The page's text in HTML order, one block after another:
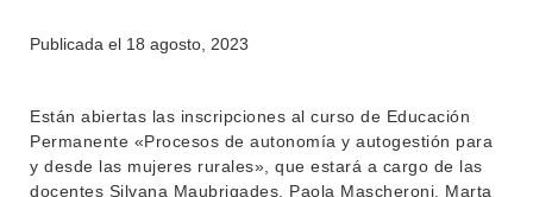
EXTENSIÓN
SERVICIOS
OFERTA DE GRADO
EDUCACIÓN PERMANENTE
MOVILIDAD ACADÉMICA
Publicada el 18 agosto, 2023
Están abiertas las inscripciones al curso de Educación
Permanente «Procesos de autonomía y autogestión para
y desde las mujeres rurales», que estará a cargo de las
docentes Silvana Maubrigades, Paola Mascheroni, Marta